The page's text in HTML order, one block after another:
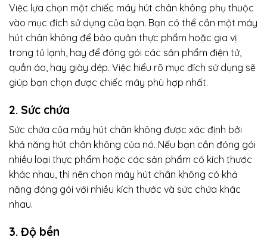
Việc lựa chọn một chiếc máy hút chân không phụ thuộc
vào mục đích sử dụng của bạn. Bạn có thể cần một máy
hút chân không để bảo quản thực phẩm hoặc gia vị
trong tủ lạnh, hay để đóng gói các sản phẩm điện tử,
quần áo, hay giày dép. Việc hiểu rõ mục đích sử dụng sẽ
giúp bạn chọn được chiếc máy phù hợp nhất.
2. Sức chứa
Sức chứa của máy hút chân không được xác định bởi
khả năng hút chân không của nó. Nếu bạn cần đóng gói
nhiều loại thực phẩm hoặc các sản phẩm có kích thước
khác nhau, thì nên chọn máy hút chân không có khả
năng đóng gói với nhiều kích thước và sức chứa khác
nhau.
3. Độ bền